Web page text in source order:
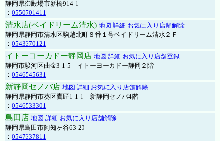
静岡県御殿場市新橋914-1
： 0550701411
清水店(ベイドリーム清水) 地図 詳細 お気に入り店舗解除
静岡県静岡市清水区駒越北町８番１号ベイドリーム清水２Ｆ
： 0543370121
イトーヨーカドー静岡店 地図 詳細 お気に入り店舗登録
静岡市駿河区曲金3-1-5 イトーヨーカドー静岡２階
： 0546545631
新静岡セノバ店 地図 詳細 お気に入り店舗解除
静岡県静岡市葵区鷹匠1-1-1 新静岡セノバ4階
： 0546533301
島田店 地図 詳細 お気に入り店舗解除
静岡県島田市阿知ヶ谷63-29
： 0547337811